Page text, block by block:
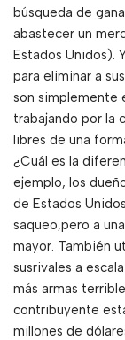
búsqueda de
abastecer un
Estados Unidos).
para eliminar a
son simplemente
trabajando por la
libres de una
¿Cuál es la
ejemplo, los
de Estados
saqueo,pero a
mayor. También
susrivales a
más armas
contribuyente
millones de